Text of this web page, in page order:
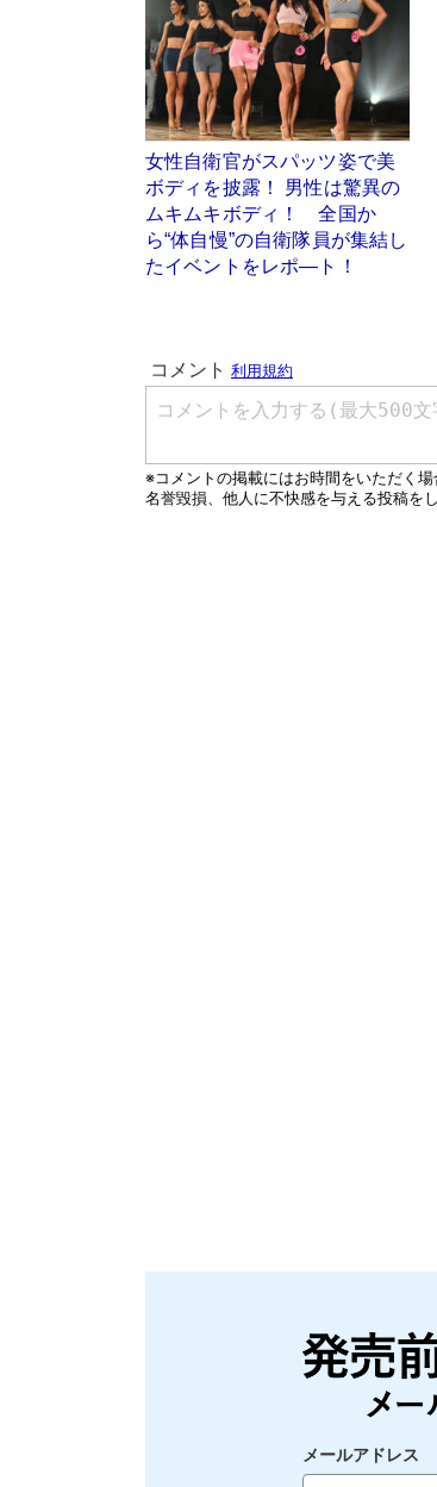
女性自衛官がスパッツ姿で美
ボディを披露！ 男性は驚異の
ムキムキボディ！ 全国か
ら“体自慢”の自衛隊員が集結し
たイベントをレポ―ト！
メールアドレス